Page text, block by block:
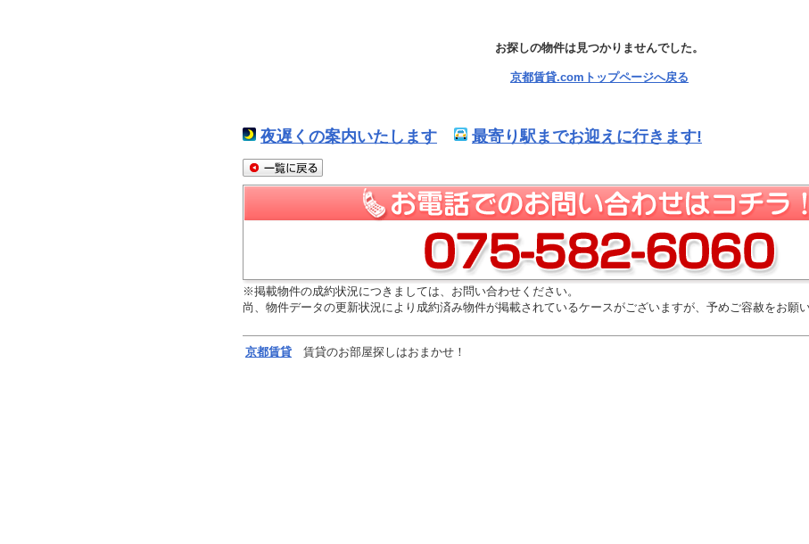
お探しの物件は見つかりませんでした。
京都賃貸.comトップページへ戻る
夜遅くの案内いたします 最寄り駅までお迎えに行きます!
※掲載物件の成約状況につきましては、お問い合わせください。
尚、物件データの更新状況により成約済み物件が掲載されているケースがございますが、予めご容赦をお願い
京都賃貸 賃貸のお部屋探しはおまかせ！